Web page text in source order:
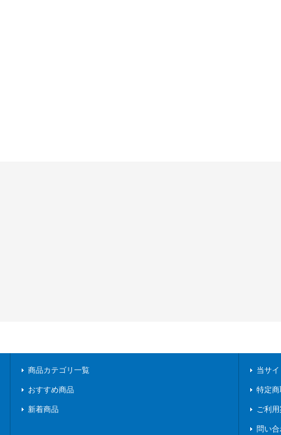
商品カテゴリ一覧
おすすめ商品
新着商品
当サ
特定
ご利
問い合